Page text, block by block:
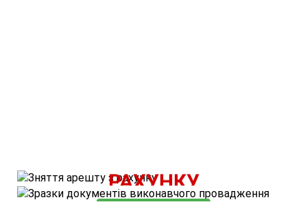
РАХУНКУ
КОРИСНІ МАТЕРІАЛИ